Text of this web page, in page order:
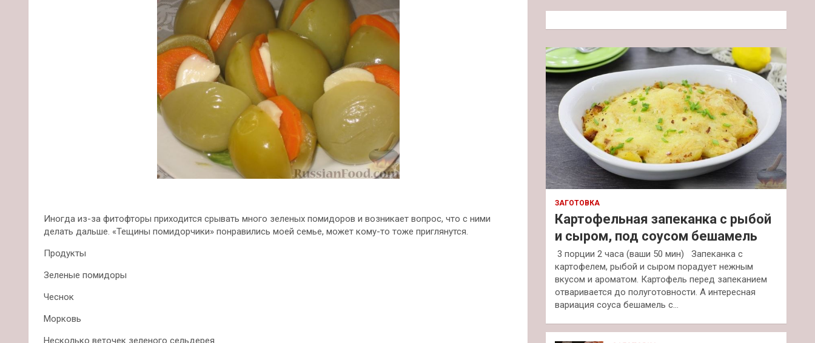
Иногда из-за фитофторы приходится срывать много зеленых помидоров и возникает вопрос, что с ними
делать дальше. «Тещины помидорчики» понравились моей семье, может кому-то тоже приглянутся.
Продукты
Зеленые помидоры
Чеснок
Морковь
Несколько веточек зеленого сельдерея
к
ЗАГОТОВКА
Картофельная запеканка с рыбой
и сыром, под соусом бешамель
3 порции 2 часа (ваши 50 мин) Запеканка с
картофелем, рыбой и сыром порадует нежным
вкусом и ароматом. Картофель перед запеканием
отваривается до полуготовности. А интересная
вариация соуса бешамель с…